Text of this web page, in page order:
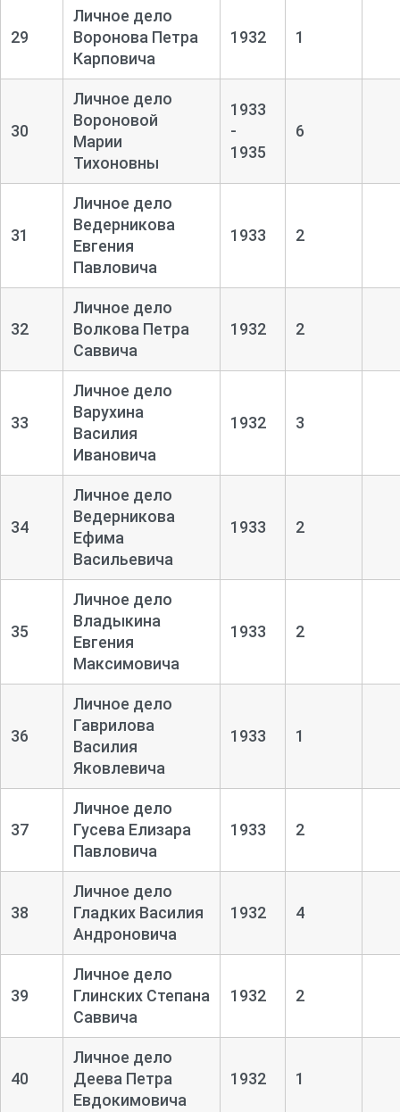
29
Личное дело
Воронова Петра
Карповича
1932 1
30
Личное дело
Вороновой
Марии
Тихоновны
1933
-
1935
6
31
Личное дело
Ведерникова
Евгения
Павловича
1933 2
32
Личное дело
Волкова Петра
Саввича
1932 2
33
Личное дело
Варухина
Василия
Ивановича
1932 3
34
Личное дело
Ведерникова
Ефима
Васильевича
1933 2
35
Личное дело
Владыкина
Евгения
Максимовича
1933 2
36
Личное дело
Гаврилова
Василия
Яковлевича
1933 1
37
Личное дело
Гусева Елизара
Павловича
1933 2
38
Личное дело
Гладких Василия
Андроновича
1932 4
39
Личное дело
Глинских Степана
Саввича
1932 2
40
Личное дело
Деева Петра
Евдокимовича
1932 1